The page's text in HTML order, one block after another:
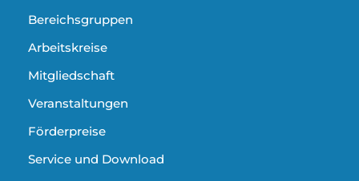
Bereichsgruppen
Arbeitskreise
Mitgliedschaft
Veranstaltungen
Förderpreise
Service und Download